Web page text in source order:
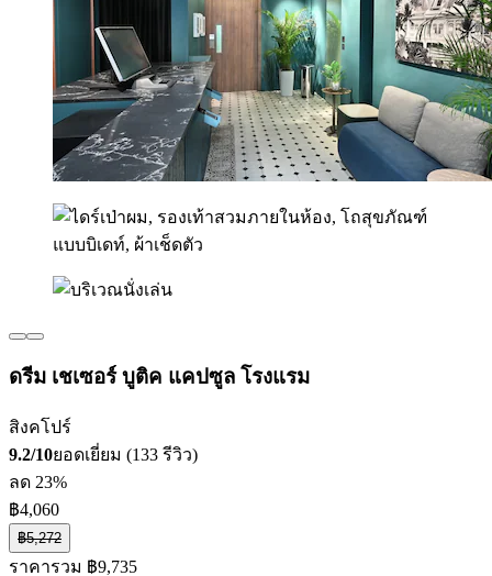
ดรีม เชเซอร์ บูติค แคปซูล โรงแรม
สิงคโปร์
9.2/10ยอดเยี่ยม (133 รีวิว)
ลด 23%
฿4,060
฿5,272
ราคารวม ฿9,735